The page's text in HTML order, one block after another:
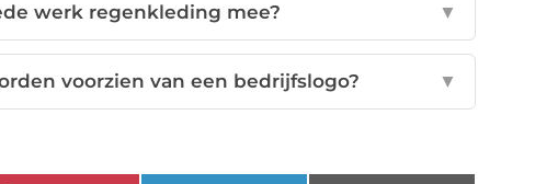
werk regenkleding mee? ▼
voorzien van een bedrijfslogo? ▼